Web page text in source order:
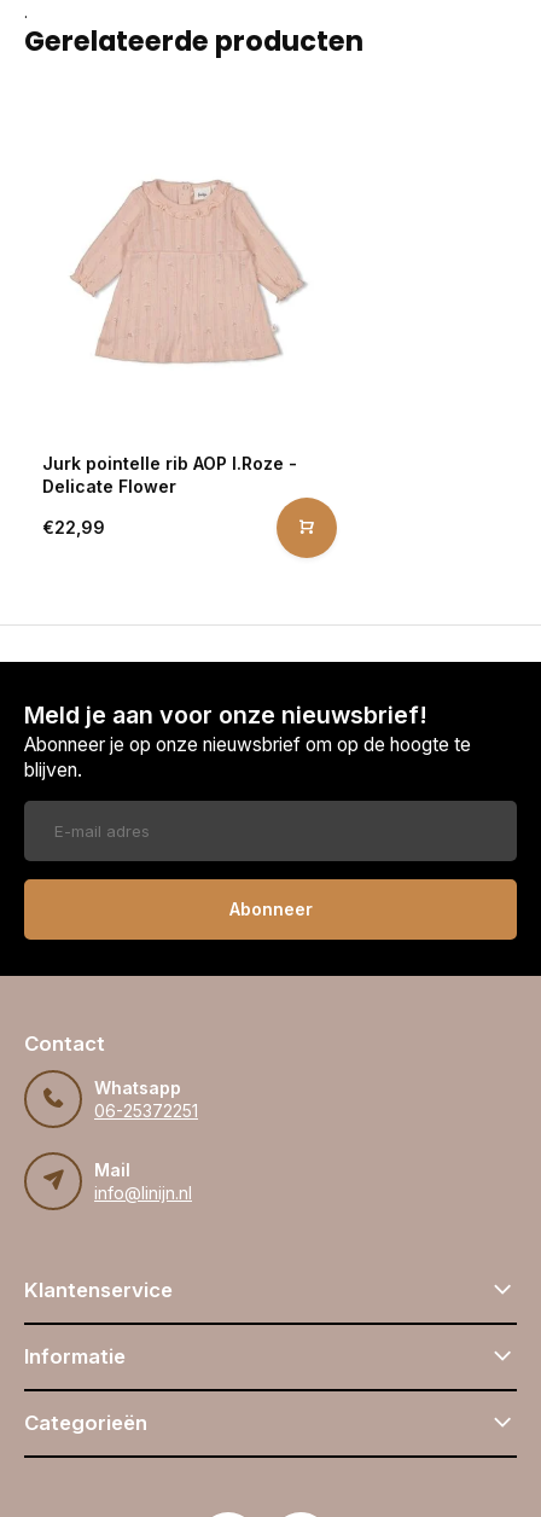
.
Gerelateerde producten
Jurk pointelle rib AOP l.Roze -
Delicate Flower
€22,99
Meld je aan voor onze nieuwsbrief!
Abonneer je op onze nieuwsbrief om op de hoogte te
blijven.
Abonneer
Contact
Whatsapp
06-25372251
Mail
info@linijn.nl
Klantenservice
Informatie
Categorieën